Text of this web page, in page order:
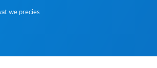
we precies